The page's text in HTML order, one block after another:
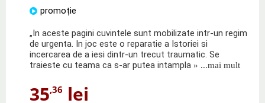
promoție
„In aceste pagini cuvintele sunt mobilizate intr-un regim
de urgenta. In joc este o reparatie a Istoriei si
incercarea de a iesi dintr-un trecut traumatic. Se
traieste cu teama ca s-ar putea intampla » ...mai mult
35,36 lei